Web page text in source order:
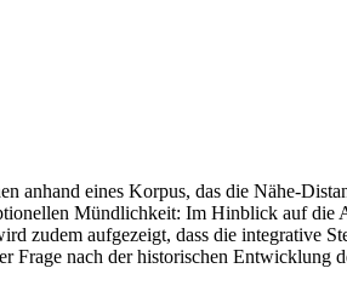
anhand eines Korpus, das die Nähe-
Mündlichkeit: Im Hinblick auf die
zudem aufgezeigt, dass die integrative
Frage nach der historischen Entwicklung